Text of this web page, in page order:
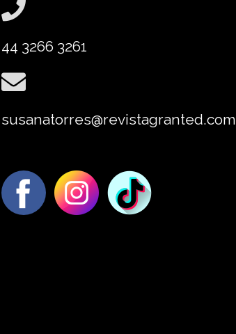
44 3266 3261
susanatorres@revistagranted.com